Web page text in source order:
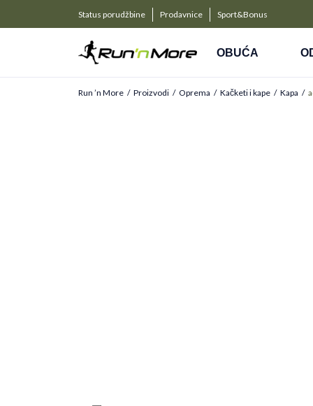
Status porudžbine Prodavnice Sport&Bonus
PLAĆANJE NA RATE
Kreditnim karticama BANCA INTESA platite na 9 rata
OBUĆA
Run ’n More Proizvodi Oprema Kačketi i kape Kapa